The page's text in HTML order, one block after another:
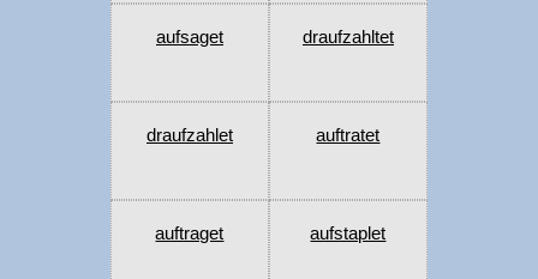
aufsaget draufzahltet
draufzahlet auftratet
auftraget aufstaplet